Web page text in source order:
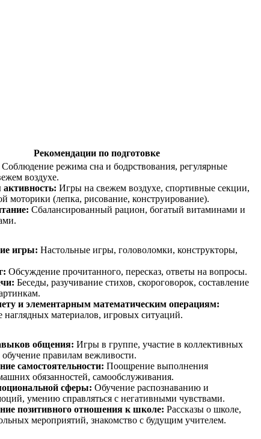
Рекомендации по подготовке
Соблюдение режима сна и бодрствования, регулярные
воздухе.
Игры на свежем воздухе, спортивные секции,
моторики (лепка, рисование, конструирование).
Сбалансированный рацион, богатый витаминами и
игры: Настольные игры, головоломки, конструкторы,
Обсуждение прочитанного, пересказ, ответы на вопросы.
Беседы, разучивание стихов, скороговорок, составление
и элементарным математическим операциям:
наглядных материалов, игровых ситуаций.
общения: Игры в группе, участие в коллективных
правилам вежливости.
самостоятельности: Поощрение выполнения
обязанностей, самообслуживания.
сферы: Обучение распознаванию и
умению справляться с негативными чувствами.
позитивного отношения к школе: Рассказы о школе,
мероприятий, знакомство с будущим учителем.